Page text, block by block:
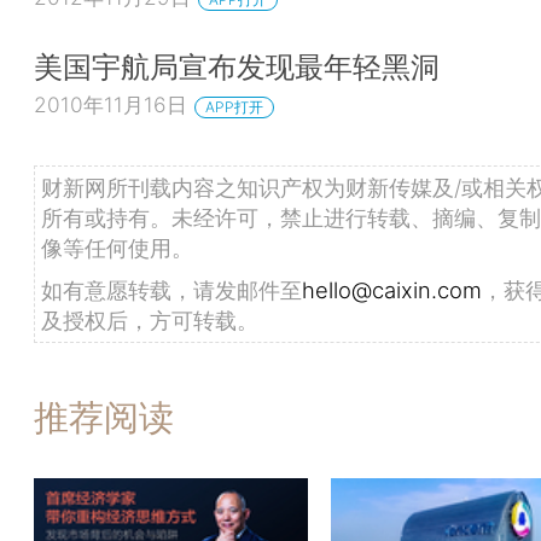
美国宇航局宣布发现最年轻黑洞
2010年11月16日 APP打开
财新网所刊载内容之知识产权为财新传媒及/或相关
所有或持有。未经许可，禁止进行转载、摘编、复
像等任何使用。
如有意愿转载，请发邮件至hello@caixin.com ，获
及授权后，方可转载。
推荐阅读